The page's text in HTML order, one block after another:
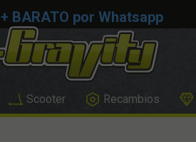
+ BARATO por Whatsapp
Scooter Recambios